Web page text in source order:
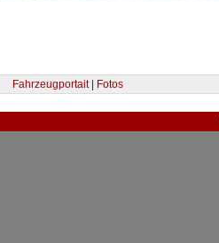
Fahrzeugportait | Fotos